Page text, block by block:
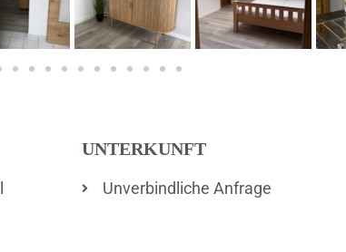
UNTERKUNFT
Unverbindliche Anfrage